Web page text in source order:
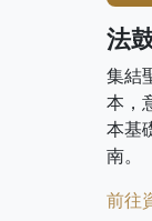
法
集結
本，
本基
南。
前往